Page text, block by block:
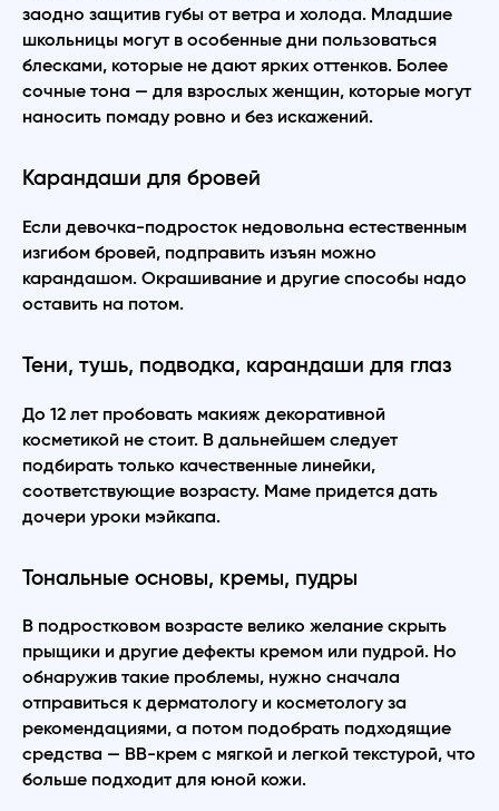
заодно защитив губы от ветра и холода. Младшие
школьницы могут в особенные дни пользоваться
блесками, которые не дают ярких оттенков. Более
сочные тона — для взрослых женщин, которые могут
наносить помаду ровно и без искажений.
Карандаши для бровей
Если девочка-подросток недовольна естественным
изгибом бровей, подправить изъян можно
карандашом. Окрашивание и другие способы надо
оставить на потом.
Тени, тушь, подводка, карандаши для глаз
До 12 лет пробовать макияж декоративной
косметикой не стоит. В дальнейшем следует
подбирать только качественные линейки,
соответствующие возрасту. Маме придется дать
дочери уроки мэйкапа.
Тональные основы, кремы, пудры
В подростковом возрасте велико желание скрыть
прыщики и другие дефекты кремом или пудрой. Но
обнаружив такие проблемы, нужно сначала
отправиться к дерматологу и косметологу за
рекомендациями, а потом подобрать подходящие
средства — ВВ-крем с мягкой и легкой текстурой, что
больше подходит для юной кожи.